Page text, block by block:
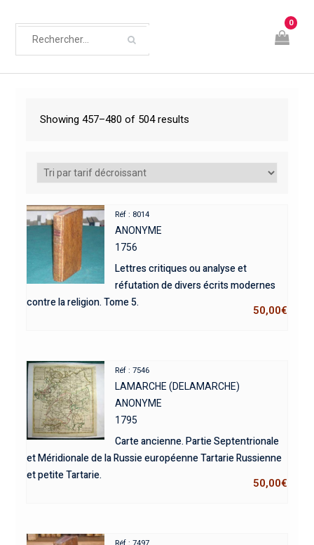
0
Showing 457–480 of 504 results
Réf : 8014
ANONYME
1756
Lettres critiques ou analyse et
réfutation de divers écrits modernes
contre la religion. Tome 5.
50,00€
Réf : 7546
LAMARCHE (DELAMARCHE)
ANONYME
1795
Carte ancienne. Partie Septentrionale
et Méridionale de la Russie européenne Tartarie Russienne
et petite Tartarie.
50,00€
Réf : 7497